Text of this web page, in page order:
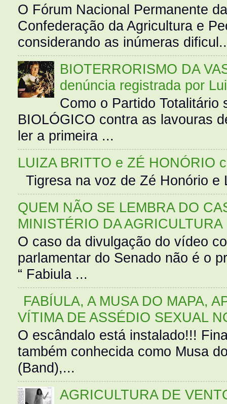
O Fórum Nacional Permanente
Confederação da Agricultura e
considerando as inúmeras
BIOTERRORISMO DA
denúncia registrada por
Como o Partido Totalitário
BIOLÓGICO contra as lavouras
ler a primeira ...
LUIZA BRITTO e ZÉ HONÓRIO
Tigresa na voz de Zé Honório
QUEM NÃO SE LEMBRA DO
MINISTÉRIO DA AGRICULTURA
O caso da divulgação do vídeo
parlamentar do Senado não é o
“ Fabiula ...
FABÍULA, A MUSA DO MAPA,
VÍTIMA DE ASSÉDIO SEXUAL
O escândalo está instalado!!!
também conhecida como Musa
(Band),...
AGRICULTURA DE